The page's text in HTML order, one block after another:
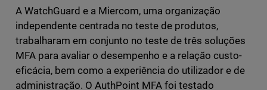
A WatchGuard e a Miercom, uma organização
independente centrada no teste de produtos,
trabalharam em conjunto no teste de três soluções
MFA para avaliar o desempenho e a relação custo-
eficácia, bem como a experiência do utilizador e de
administração. O AuthPoint MFA foi testado